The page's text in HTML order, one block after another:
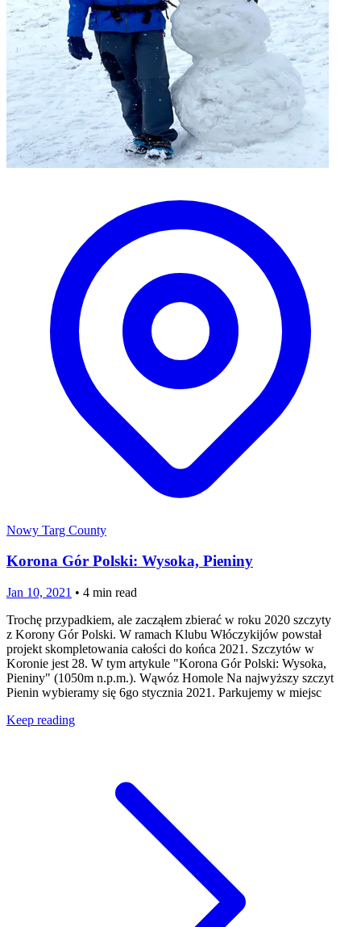
Nowy Targ County
Korona Gór Polski: Wysoka, Pieniny
Jan 10, 2021 • 4 min read
Trochę przypadkiem, ale zacząłem zbierać w roku 2020 szczyty
z Korony Gór Polski. W ramach Klubu Włóczykijów powstał
projekt skompletowania całości do końca 2021. Szczytów w
Koronie jest 28. W tym artykule "Korona Gór Polski: Wysoka,
Pieniny" (1050m n.p.m.). Wąwóz Homole Na najwyższy szczyt
Pienin wybieramy się 6go stycznia 2021. Parkujemy w miejsc
Keep reading